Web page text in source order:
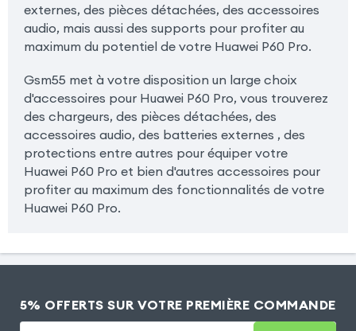
externes, des pièces détachées, des accessoires
audio, mais aussi des supports pour profiter au
maximum du potentiel de votre Huawei P60 Pro.
Gsm55 met à votre disposition un large choix
d'accessoires pour Huawei P60 Pro, vous trouverez
des chargeurs, des pièces détachées, des
accessoires audio, des batteries externes , des
protections entre autres pour équiper votre
Huawei P60 Pro et bien d'autres accessoires pour
profiter au maximum des fonctionnalités de votre
Huawei P60 Pro.
5% OFFERTS SUR VOTRE PREMIÈRE COMMANDE